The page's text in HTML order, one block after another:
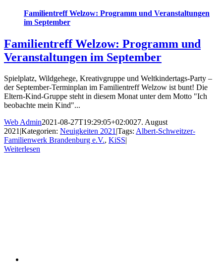
Familientreff Welzow: Programm und Veranstaltungen
im September
Familientreff Welzow: Programm und
Veranstaltungen im September
Spielplatz, Wildgehege, Kreativgruppe und Weltkindertags-Party –
der September-Terminplan im Familientreff Welzow ist bunt! Die
Eltern-Kind-Gruppe steht in diesem Monat unter dem Motto "Ich
beobachte mein Kind"...
Web Admin2021-08-27T19:29:05+02:0027. August
2021 |Kategorien: Neuigkeiten 2021 |Tags: Albert-Schweitzer-
Familienwerk Brandenburg e.V., KiSS|
Weiterlesen